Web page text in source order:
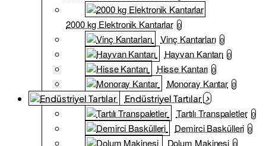
2000 kg Elektronik Kantarlar 0
Vinç Kantarları 0
Hayvan Kantarı 0
Hisse Kantarı 0
Monoray Kantar 0
Endüstriyel Tartılar
Tartılı Transpaletler 0
Demirci Baskülleri 0
Dolum Makinesi 0